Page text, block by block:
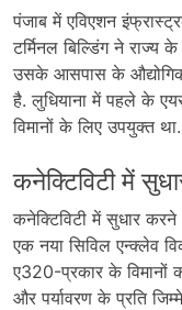
पंजाब में एविएशन
टर्मिनल बिल्डिंग ने राज्य
उसके आसपास के
है. लुधियाना में पहले के
विमानों के लिए उपयुक्त था.
कनेक्टिविटी में
कनेक्टिविटी में सुधार
एक नया सिविल एन्क्लेव
ए320-प्रकार के विमानों
और पर्यावरण के प्रति